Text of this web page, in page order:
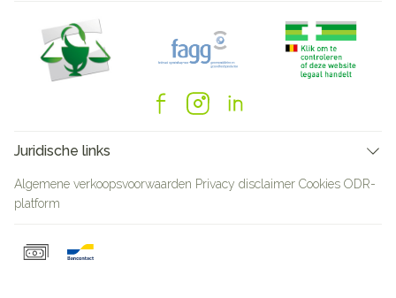
Juridische links
Algemene verkoopsvoorwaarden Privacy disclaimer Cookies ODR-
platform